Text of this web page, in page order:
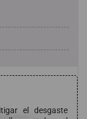
el desgaste